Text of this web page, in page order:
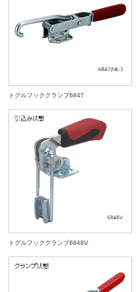
トグルフッククランプ6847
トグルフッククランプ6848V